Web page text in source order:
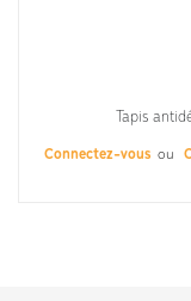
Tapis
Connectez-vous ou